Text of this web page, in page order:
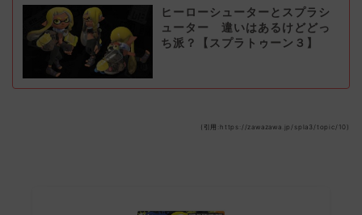
ヒーローシューターとスプラシ
ューター 違いはあるけどどっ
ち派？【スプラトゥーン３】
(引用:https://zawazawa.jp/spla3/topic/10)